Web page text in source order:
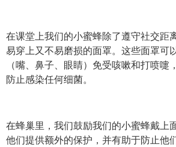
在课堂上我们的小蜜蜂除了遵守社交距
易穿上又不易磨损的面罩。这些面罩可
（嘴、鼻子、眼睛）免受咳嗽和打喷嚏
防止感染任何细菌。
在蜂巢里，我们鼓励我们的小蜜蜂戴上
他们提供额外的保护，并有助于防止他